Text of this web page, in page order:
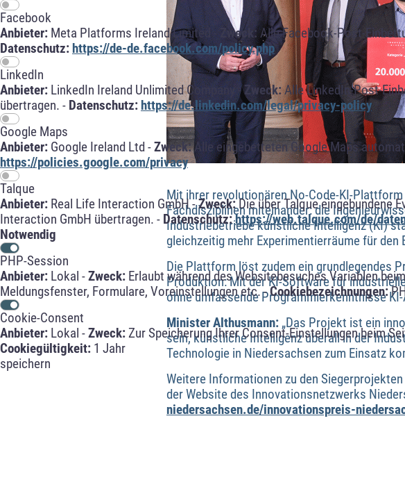
Facebook
Anbieter: Meta Platforms Ireland Limited -Zweck:Alle Facebook-Post-
Datenschutz: https://de-de.facebook.com/policy.php
LinkedIn
Anbieter: LinkedIn Ireland Unlimited Company -Zweck:Alle LinkedIn-Post-
übertragen. - Datenschutz: https://de.linkedin.com/legal/privacy-policy
Google Maps
Anbieter: Google Ireland Ltd -Zweck:Alle eingebetteten Google Maps
https://policies.google.com/privacy
Talque
Anbieter: Real Life Interaction GmbH -Zweck:Die über Talque eingebundene
Interaction GmbH übertragen. - Datenschutz:https://web.talque.com/de/
Notwendig
PHP-Session
Anbieter: Lokal -Zweck: Erlaubt während des Websitebesuches Variablen
Meldungsfenster, Formulare, Voreinstellungen etc. -Cookiebezeichnungen:
Cookie-Consent
Anbieter: Lokal -Zweck:Zur Speicherung Ihrer Consent-Einstellungen beim
Cookiegültigkeit: 1 Jahr
speichern
Mit ihrer revolutionären No-Code-KI-
Fachdisziplinen miteinander: die
Industriebetriebe künstliche Intelligenz (KI)
gleichzeitig mehr Experimentierräume für den
Die Plattform löst zudem ein grundlegendes
Produktion: Mit der KI-Software für
ohne umfassende Programmierkenntnisse
Minister Althusmann: „Das Projekt ist ein
sein, künstliche Intelligenz überall in der
Technologie in Niedersachsen zum Einsatz
Weitere Informationen zu den
der Website des Innovationsnetzwerks
niedersachsen.de/innovationspreis-